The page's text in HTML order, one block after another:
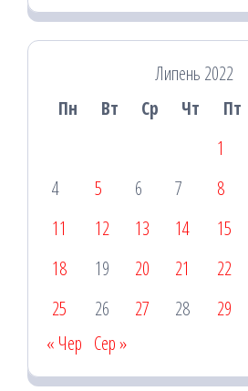
Липень 2022
Пн
Вт Ср Чт Пт
1
4
5 6 7 8
11
12 13 14 15
18
19 20 21 22
25
26 27 28 29
« Чер Сер »